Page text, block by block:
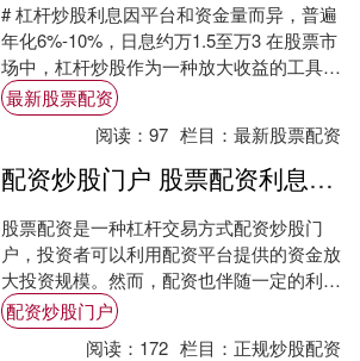
# 杠杆炒股利息因平台和资金量而异，普遍
年化6%-10%，日息约万1.5至万3 在股票市
场中，杠杆炒股作为一种放大收益的工具，
近年来受到越来越多投资者的关注。然....
最新股票配资
阅读：97 栏目：最新股票配资
配资炒股门户 股票配资利息成本大揭秘：了解不同平台的费率
股票配资是一种杠杆交易方式配资炒股门
户，投资者可以利用配资平台提供的资金放
大投资规模。然而，配资也伴随一定的利息
成本，了解不同平台的费率至关重要。 * **
放大....
配资炒股门户
阅读： 172 栏目： 正规炒股配资